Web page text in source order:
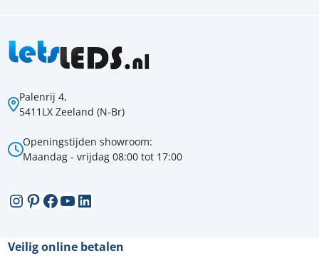
Palenrij 4,
5411LX Zeeland (N-Br)
Openingstijden showroom:
Maandag - vrijdag 08:00 tot 17:00
Instagram
Pinterest
Facebook
YouTube
LinkedIn
Veilig online betalen